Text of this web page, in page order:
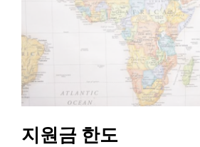
지원금 한도